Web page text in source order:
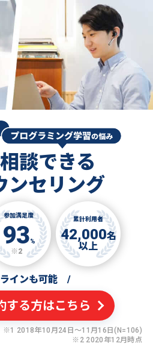
談できる
ンセリング
参加満足度
93%
※2
累計利用者
42,000名
以上
インも可能 /
する方はこちら
※1 2018年10月24日〜11月16日(N=106)
※2 2020年12月時点